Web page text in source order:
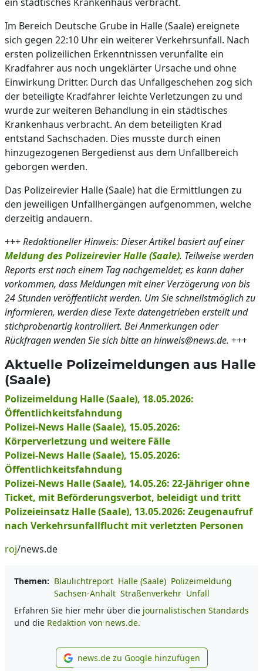
Im Bereich Deutsche Grube in Halle (Saale) ereignete
sich gegen 22:10 Uhr ein weiterer Verkehrsunfall. Nach
ersten polizeilichen Erkenntnissen verunfallte ein
Kradfahrer aus noch ungeklärter Ursache und ohne
Einwirkung Dritter. Durch das Unfallgeschehen zog sich
der beteiligte Kradfahrer leichte Verletzungen zu und
wurde zur weiteren Behandlung in ein städtisches
Krankenhaus verbracht. An dem beteiligten Krad
entstand Sachschaden. Dies musste durch einen
hinzugezogenen Bergedienst aus dem Unfallbereich
geborgen werden.
Das Polizeirevier Halle (Saale) hat die Ermittlungen zu
den jeweiligen Unfallhergängen aufgenommen, welche
derzeitig andauern.
+++Redaktioneller Hinweis: Dieser Artikel basiert auf einer
Meldung des Polizeirevier Halle (Saale). Teilweise werden
Reports erst nach einem Tag nachgemeldet; es kann daher
vorkommen, dass Meldungen mit einer Verzögerung von bis
24 Stunden veröffentlicht werden. Um Sie schnellstmöglich zu
informieren, werden diese Texte datengetrieben erstellt und
stichprobenartig kontrolliert. Bei Anmerkungen oder
Rückfragen wenden Sie sich bitte an hinweis@news.de. +++
Aktuelle Polizeimeldungen aus Halle
(Saale)
Polizeimeldung Halle (Saale), 18.05.2026:
Öffentlichkeitsfahndung
Polizei-News Halle (Saale), 15.05.2026:
Körperverletzung und weitere Fälle
Polizei-News Halle (Saale), 15.05.2026:
Öffentlichkeitsfahndung
Polizei-News Halle (Saale), 14.05.26: 22-Jähriger ohne
Ticket, mit Beförderungsverbot, beleidigt und tritt
Polizeieinsatz Halle (Saale), 13.05.2026: Zeugenaufruf
nach Verkehrsunfallflucht mit verletzten Personen
roj/news.de
Themen: Blaulichtreport Halle (Saale) Polizeimeldung
Sachsen-Anhalt Straßenverkehr Unfall
Erfahren Sie hier mehr über die journalistischen Standards
und die Redaktion von news.de.
news.de zu Google
news.de zu Google hinzufügen